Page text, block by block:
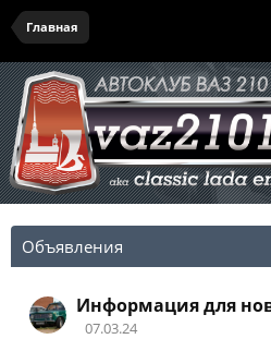
Главная
Объявления
Информация для
07.03.24